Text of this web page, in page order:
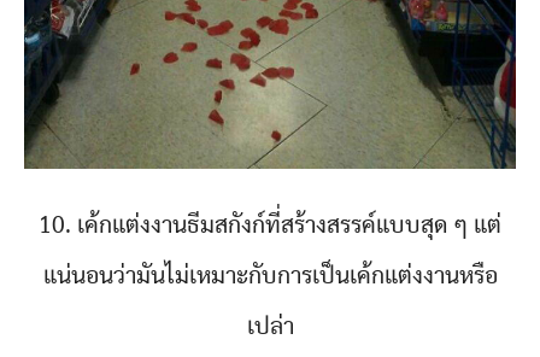
10. เค้กแต่งงานธีมสกังก์ที่สร้างสรรค์แบบสุด ๆ แต่
แน่นอนว่ามันไม่เหมาะกับการเป็นเค้กแต่งงานหรือ
เปล่า